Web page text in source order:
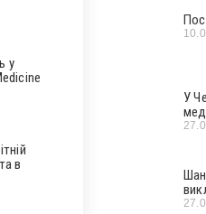
у
в
У